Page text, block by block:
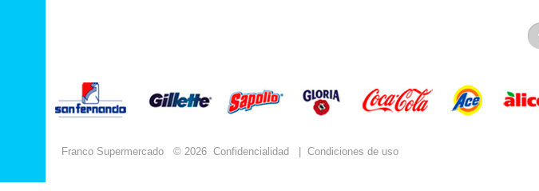
Franco Supermercado © 2026 Confidencialidad Condiciones de uso